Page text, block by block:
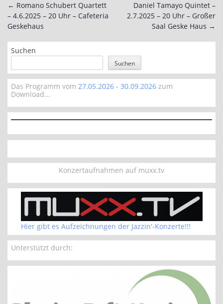
Post
navigation
← Romano Schubert Quartett
– 4.6.2025 – 20 Uhr – Cafeteria
Geskehaus
Daniel Tamayo Quintet –
2.7.2025 – 20 Uhr – Großer
Saal Geske Haus →
Suchen
Suchen
Das Programm vom 27.05.2026 - 30.09.2026 zum
Download...
Konzertaufnahmen auf muxx.tv
Hier gibt es Aufzeichnungen der Jazzin'-Konzerte!!!
Unterstützt durch: